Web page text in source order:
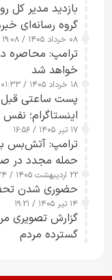
بازدید مدیر کل
گروه رسانه‌ای
رسانه‌های
۰۸ خرداد ۱۴۰۵ / ۱۹:۰۸
ترامپ: محاصره
خواهد شد
۱۸ خرداد ۱۴۰۵ / ۰۱:۳۳
پست ساعتی قبل
اینستاگرام؛
۱۷ تیر ۱۴۰۵ / ۱۶:۵۶
ترامپ: آتش‌بس با
حمله مجدد در
۲۲ اردیبهشت ۱۴۰۵ / ۱۵:۲۴
حضوری شدن
۱۴ تیر ۱۴۰۵ / ۱۹:۲۱
گزارش تصویری
گسترده مردم